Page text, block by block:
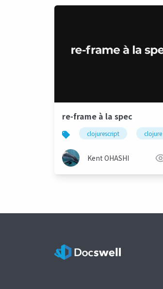
re-frame à la spec
clojurescript clojure
Kent OHASHI